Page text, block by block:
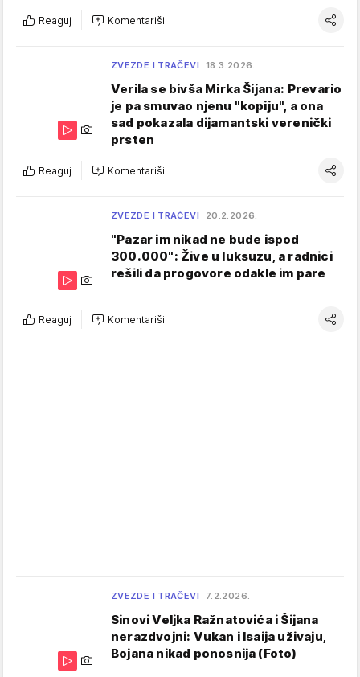
Reaguj Komentariši
ZVEZDE I TRAČEVI 18.3.2026.
Verila se bivša Mirka Šijana: Prevario
je pa smuvao njenu "kopiju", a ona
sad pokazala dijamantski verenički
prsten
Reaguj Komentariši
ZVEZDE I TRAČEVI 20.2.2026.
"Pazar im nikad ne bude ispod
300.000": Žive u luksuzu, a radnici
rešili da progovore odakle im pare
Reaguj Komentariši
ZVEZDE I TRAČEVI 7.2.2026.
Sinovi Veljka Ražnatovića i Šijana
nerazdvojni: Vukan i Isaija uživaju,
Bojana nikad ponosnija (Foto)